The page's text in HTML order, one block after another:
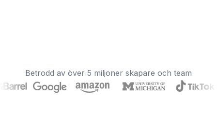
Betrodd av över 5 miljoner skapare och team